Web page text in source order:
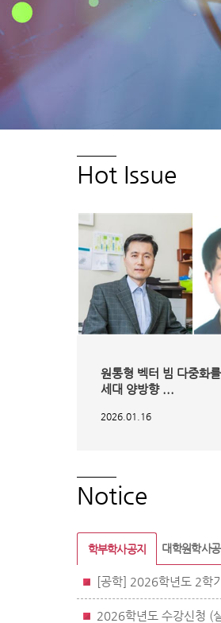
Hot Issue
원통형 벡터 빔 다중화
세대 양방향 ...
2026.01.16
Notice
학부학사공지 대학원학사공
[공학] 2026학년도 2학
2026학년도 수강신청 (